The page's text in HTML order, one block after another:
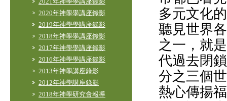
2020年神學學講座錄影
2019年神學學講座錄影
2018年神學學講座錄影
2017年神學學講座錄影
2016年神學學講座錄影
2013年神學講座錄影
2012年神學講座錄影
2018年神學研究會報導
多元文化
聽見世界
之一，就
代過去閉
分之三個
熱心傳揚